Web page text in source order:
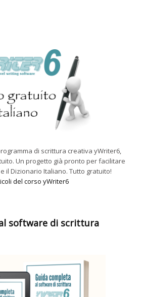
di scrittura creativa yWriter6,
Un progetto già pronto per facilitare
il Dizionario Italiano. Tutto gratuito!
del corso yWriter6
software di scrittura